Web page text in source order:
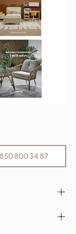
800 34 87